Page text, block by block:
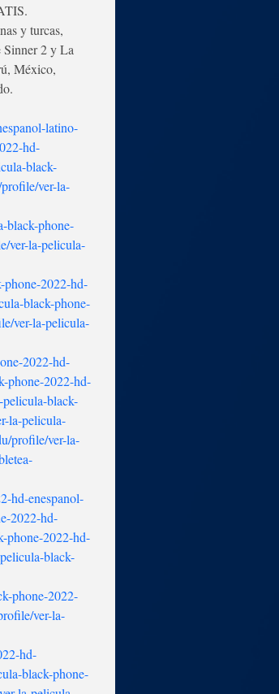
y turcas,
Sinner 2 y La
México,
latino-
hd-
black-
ver-la-
black-phone-
ver-la-pelicula-
2022-hd-
black-phone-
ver-la-pelicula-
2022-hd-
phone-2022-hd-
black-
la-pelicula-
profile/ver-la-
hd-enespanol-
2022-hd-
phone-2022-hd-
black-
phone-2022-
ver-la-
hd-
black-phone-